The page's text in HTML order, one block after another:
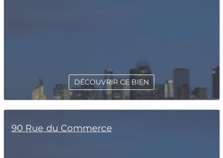
DÉCOUVRIR CE BIEN
90 Rue du Commerce